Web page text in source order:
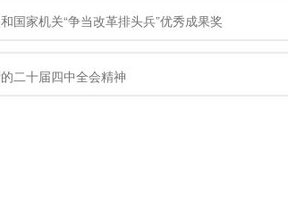
国家机关“争当改革排头兵”优秀成果奖
二十届四中全会精神